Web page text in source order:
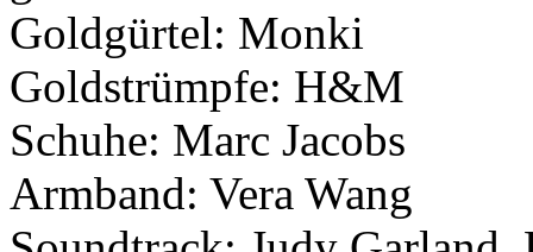
Goldgürtel: Monki
Goldstrümpfe: H&M
Schuhe: Marc Jacobs
Armband: Vera Wang